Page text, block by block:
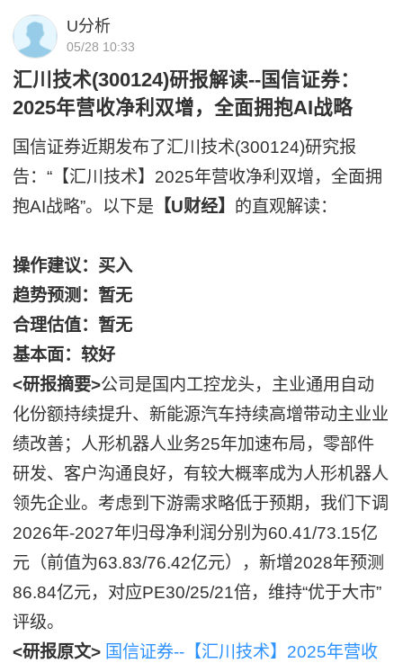
U分析
05/28 10:33
汇川技术(300124)研报解读--国信证券：
2025年营收净利双增，全面拥抱AI战略
国信证券近期发布了汇川技术(300124)研究报
告：“【汇川技术】2025年营收净利双增，全面拥
抱AI战略”。以下是 【U财经】 的直观解读：
操作建议：买入
趋势预测：暂无
合理估值：暂无
基本面：较好
<研报摘要>公司是国内工控龙头，主业通用自动
化份额持续提升、新能源汽车持续高增带动主业业
绩改善；人形机器人业务25年加速布局，零部件
研发、客户沟通良好，有较大概率成为人形机器人
领先企业。考虑到下游需求略低于预期，我们下调
2026年-2027年归母净利润分别为60.41/73.15亿
元（前值为63.83/76.42亿元），新增2028年预测
86.84亿元，对应PE30/25/21倍，维持“优于大市”
评级。
<研报原文> 国信证券--【汇川技术】2025年营收